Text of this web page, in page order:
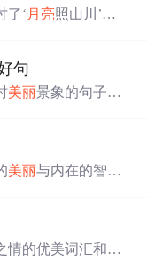
了‘ 月亮照山川’的
，文章还介绍了
在艺术与宗教中
句
美丽景象的句子，
间，带领读者领
美丽与内在的智
情的优美词汇和句